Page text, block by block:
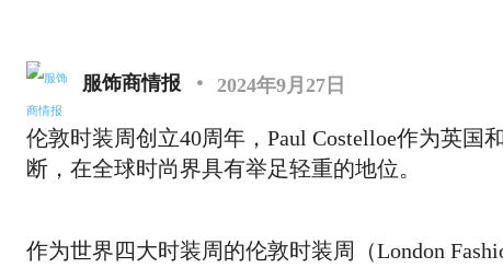
服饰商情报 2024年9月27日
伦敦时装周创立40周年，Paul Costelloe作为英
断，在全球时尚界具有举足轻重的地位。
作为世界四大时装周的伦敦时装周（London